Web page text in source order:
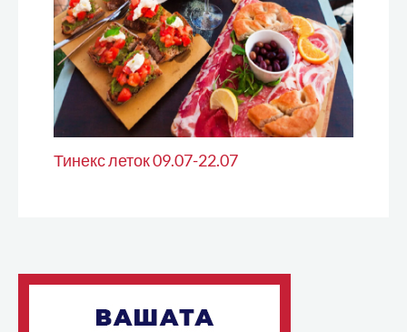
Тинекс леток 09.07-22.07